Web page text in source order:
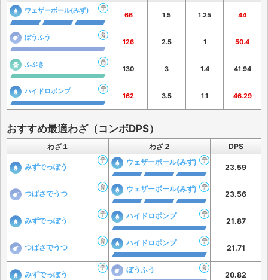
ウェザーボール(みず)
66 1.5 1.25 44
ぼうふう
126 2.5 1 50.4
ふぶき
130 3 1.4 41.94
ハイドロポンプ
162 3.5 1.1 46.29
おすすめ最適わざ（コンボDPS）
わざ１ わざ２ DPS
みずでっぽう
ウェザーボール(みず)
23.59
つばさでうつ
ウェザーボール(みず)
23.56
みずでっぽう
ハイドロポンプ
21.87
つばさでうつ
ハイドロポンプ
21.71
みずでっぽう
ぼうふう
20.82